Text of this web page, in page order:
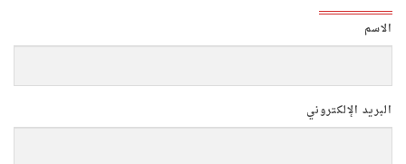
الاسم
البريد الإلكتروني